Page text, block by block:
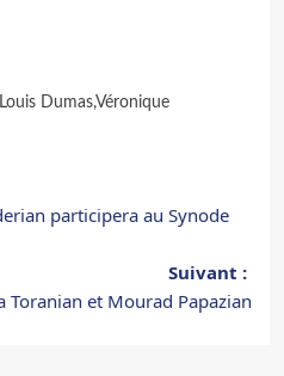
Dumas,Véronique
participera au Synode
Suivant :
Toranian et Mourad Papazian